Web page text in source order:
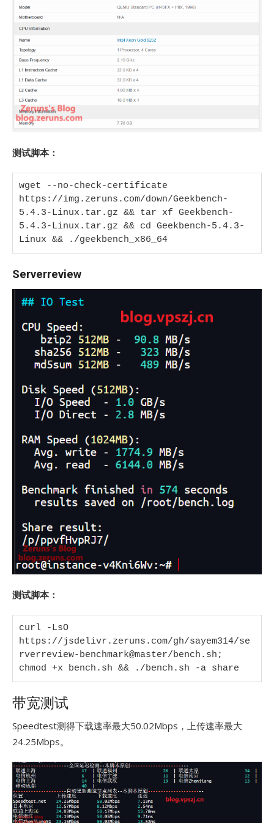
测试脚本：
wget --no-check-certificate
https://img.zeruns.com/down/Geekbench-
5.4.3-Linux.tar.gz && tar xf Geekbench-
5.4.3-Linux.tar.gz && cd Geekbench-5.4.3-
Linux && ./geekbench_x86_64
Serverreview
测试脚本：
curl -LsO
https://jsdelivr.zeruns.com/gh/sayem314/se
rverreview-benchmark@master/bench.sh;
chmod +x bench.sh && ./bench.sh -a share
带宽测试
Speedtest测得下载速率最大50.02Mbps，上传速率最大
24.25Mbps。